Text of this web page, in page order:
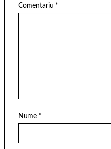
Comentariu *
Nume *